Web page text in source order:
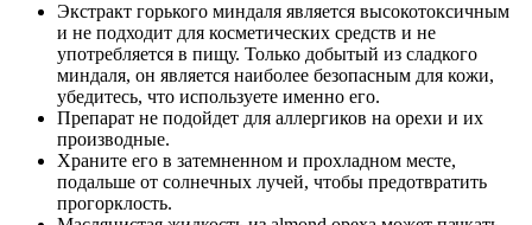
Экстракт горького миндаля является высокотоксичным
и не подходит для косметических средств и не
употребляется в пищу. Только добытый из сладкого
миндаля, он является наиболее безопасным для кожи,
убедитесь, что используете именно его.
Препарат не подойдет для аллергиков на орехи и их
производные.
Храните его в затемненном и прохладном месте,
подальше от солнечных лучей, чтобы предотвратить
прогорклость.